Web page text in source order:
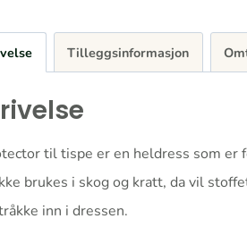
Tilleggsinformasjon
til tispe er en heldress som
brukes i skog og kratt, da vil
inn i dressen.